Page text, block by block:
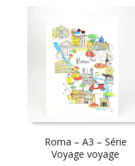
Roma – A3 – Série
Voyage voyage